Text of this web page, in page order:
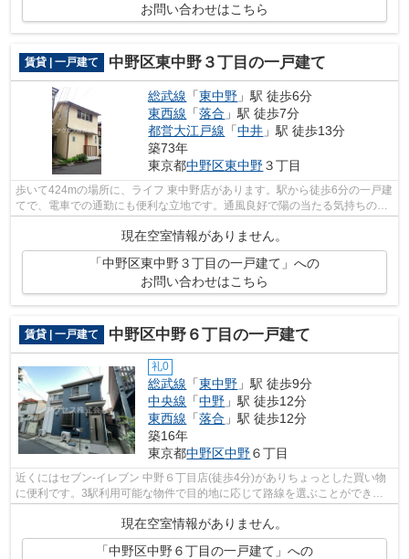
お問い合わせはこちら
賃貸 | 一戸建て 中野区東中野３丁目の一戸建て
総武線 「東中野 」駅 徒歩6分
東西線 「落合 」駅 徒歩7分
都営大江戸線 「中井 」駅 徒歩13分
築73年
東京都中野区東中野３丁目
歩いて424mの場所に、ライフ 東中野店があります。駅から徒歩6分の一戸建
てで、電車での通勤にも便利な立地です。通風良好で陽の当たる気持ちの良
現在空室情報がありません。
「中野区東中野３丁目の一戸建て」への
お問い合わせはこちら
賃貸 | 一戸建て 中野区中野６丁目の一戸建て
礼0
総武線 「東中野 」駅 徒歩9分
中央線 「中野 」駅 徒歩12分
東西線 「落合 」駅 徒歩12分
築16年
東京都中野区中野６丁目
近くにはセブン‐イレブン 中野６丁目店(徒歩4分)がありちょっとした買い物
に便利です。3駅利用可能な物件で目的地に応じて路線を選ぶことができま
す。シンプルながらも風の通り道がし...
現在空室情報がありません。
「中野区中野６丁目の一戸建て」への